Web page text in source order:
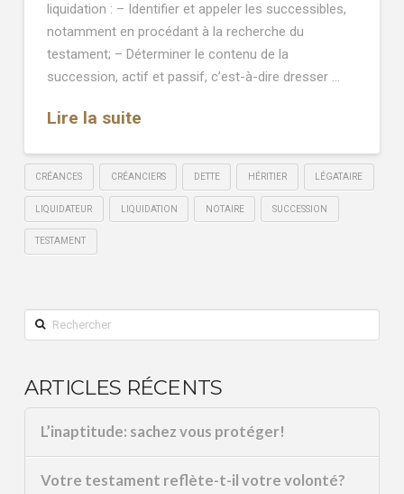
liquidation : – Identifier et appeler les successibles,
notamment en procédant à la recherche du
testament; – Déterminer le contenu de la
succession, actif et passif, c’est-à-dire dresser …
Lire la suite
CRÉANCES CRÉANCIERS DETTE HÉRITIER LÉGATAIRE
LIQUIDATEUR LIQUIDATION NOTAIRE SUCCESSION
TESTAMENT
Rechercher
ARTICLES RÉCENTS
L’inaptitude: sachez vous protéger!
Votre testament reflète-t-il votre volonté?